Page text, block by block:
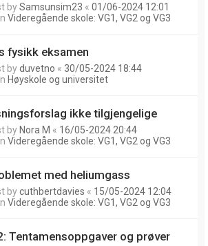
bySamsunsim23 « 01/06-2024 12:01
Videregående skole: VG1, VG2 og VG3
fysikk eksamen
byduvetno « 30/05-2024 18:44
Høyskole og universitet
ikke tilgjengelige
by Nora M « 16/05-2024 20:44
Videregående skole: VG1, VG2 og VG3
med heliumgass
bycuthbertdavies « 15/05-2024 12:04
Videregående skole: VG1, VG2 og VG3
Tentamensoppgaver og prøver